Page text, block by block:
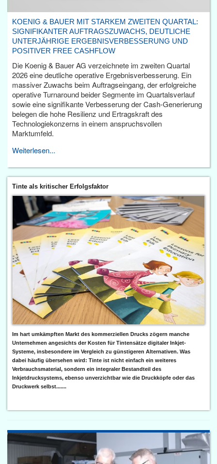
KOENIG & BAUER MIT STARKEM ZWEITEN QUARTAL:
SIGNIFIKANTER AUFTRAGSZUWACHS, DEUTLICHE
UNTERJÄHRIGE ERGEBNISVERBESSERUNG UND
POSITIVER FREE CASHFLOW
Die Koenig & Bauer AG verzeichnete im zweiten Quartal
2026 eine deutliche operative Ergebnisverbesserung. Ein
massiver Zuwachs beim Auftragseingang, der erfolgreiche
operative Turnaround beider Segmente im Quartalsverlauf
sowie eine signifikante Verbesserung der Cash-Generierung
belegen die hohe Resilienz und Ertragskraft des
Technologiekonzerns in einem anspruchsvollen
Marktumfeld.
Weiterlesen...
Tinte als kritischer Erfolgsfaktor
Im hart umkämpften Markt des kommerziellen Drucks zögern manche
Unternehmen angesichts der Kosten für Tintensätze digitaler Inkjet-
Systeme, insbesondere im Vergleich zu günstigeren Alternativen. Was
dabei häufig übersehen wird: Tinte ist nicht einfach ein weiteres
Verbrauchsmaterial, sondern ein integraler Bestandteil des
Inkjetdrucksystems, ebenso unverzichtbar wie die Druckköpfe oder das
Druckwerk selbst.......